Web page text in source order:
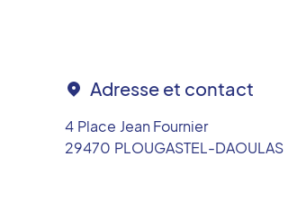
Adresse et contact
4 Place Jean Fournier
29470 PLOUGASTEL-DAOULAS